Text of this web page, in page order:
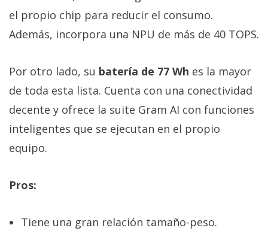
el propio chip para reducir el consumo.
Además, incorpora una NPU de más de 40 TOPS.
Por otro lado, su batería de 77 Wh es la mayor
de toda esta lista. Cuenta con una conectividad
decente y ofrece la suite Gram AI con funciones
inteligentes que se ejecutan en el propio
equipo.
Pros:
Tiene una gran relación tamaño-peso.